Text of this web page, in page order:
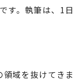
す。執筆は、1日
域を抜けてきま